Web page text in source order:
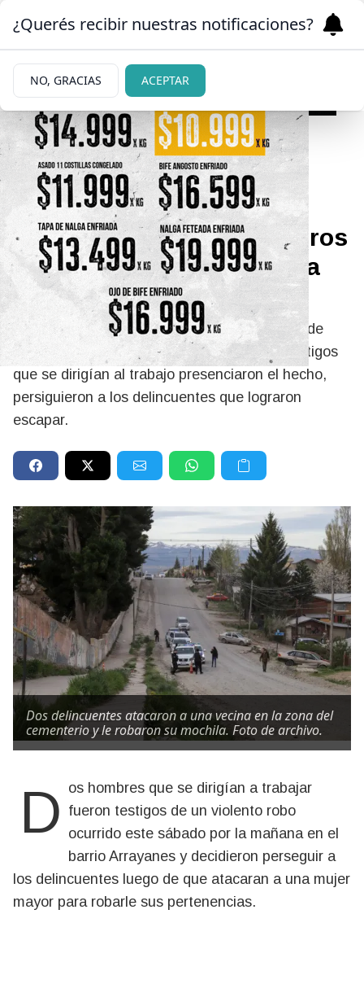
09/05/2026
Violento robo en el
Arrayanes: dos motochorros
le arrebataron la mochila a
una adulta mayor
Dos jóvenes en moto asaltaron a una vecina de
edad avanzada en plena vía pública. Dos testigos
que se dirigían al trabajo presenciaron el hecho,
persiguieron a los delincuentes que lograron
escapar.
Dos delincuentes atacaron a una vecina en la zona del
cementerio y le robaron su mochila. Foto de archivo.
Dos hombres que se dirigían a trabajar fueron testigos de un violento robo
ocurrido este sábado por la mañana en el
barrio Arrayanes y decidieron perseguir a
los delincuentes luego de que atacaran a una mujer
mayor para robarle sus pertenencias.
¿Querés recibir nuestras notificaciones?
NO, GRACIAS ACEPTAR